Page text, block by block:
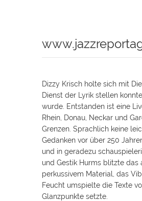
Dizzy Krisch holte sich mit
Dienst der Lyrik stellen
wurde. Entstanden ist eine
Rhein, Donau, Neckar und
Grenzen. Sprachlich keine
Gedanken vor über 250
und in geradezu
und Gestik Hurms blitzte
perkussivem Material, das
Feucht umspielte die Texte
Glanzpunkte setzte.